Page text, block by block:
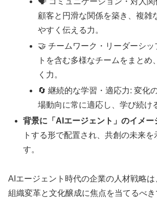
顧客と円滑な関係を築き、複雑
やすく伝える力。
🤝 チームワーク・リーダーシッ
トを含む多様なチームをまとめ
く力。
🔄 継続的な学習・適応力: 変化
場動向に常に適応し、学び続け
背景に「AIエージェント」のイメー
トする形で配置され、共創の未来を
す。
AIエージェント時代の企業の人材戦略
組織変革と文化醸成に焦点を当てるべ